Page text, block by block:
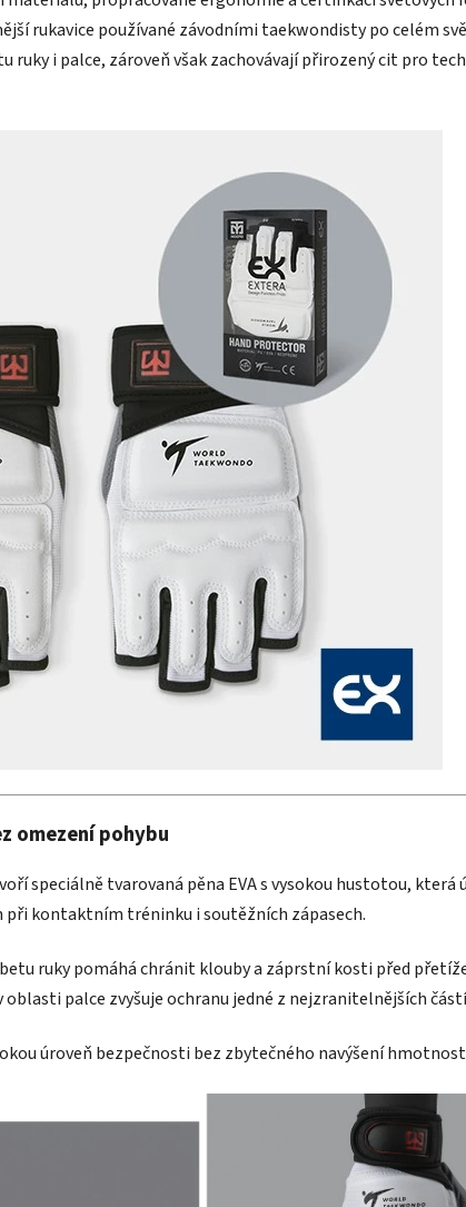
rukavice používané závodními taekwondisty po celém
ruky i palce, zároveň však zachovávají přirozený cit pro
omezení pohybu
speciálně tvarovaná pěna EVA s vysokou hustotou, která
při kontaktním tréninku i soutěžních zápasech.
ruky pomáhá chránit klouby a záprstní kosti před
oblasti palce zvyšuje ochranu jedné z nejzranitelnějších
úroveň bezpečnosti bez zbytečného navýšení